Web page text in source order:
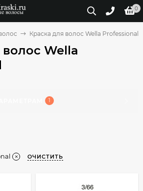
0
Краска для волос Wella Professional
Wella
1
ОЧИСТИТЬ